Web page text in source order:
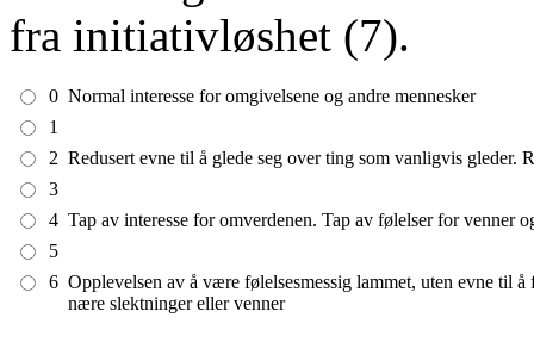
fra initiativløshet (7).
0 Normal interesse for omgivelsene og andre mennesker
1
2 Redusert evne til å glede seg over ting som vanligvis gleder.
3
4 Tap av interesse for omverdenen. Tap av følelser for venner
5
6 Opplevelsen av å være følelsesmessig lammet, uten evne til
nære slektninger eller venner